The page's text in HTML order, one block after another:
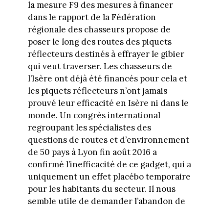
la mesure F9 des mesures à financer
dans le rapport de la Fédération
régionale des chasseurs propose de
poser le long des routes des piquets
réflecteurs destinés à effrayer le gibier
qui veut traverser. Les chasseurs de
l’Isère ont déjà été financés pour cela et
les piquets réflecteurs n’ont jamais
prouvé leur efficacité en Isère ni dans le
monde. Un congrès international
regroupant les spécialistes des
questions de routes et d’environnement
de 50 pays à Lyon fin août 2016 a
confirmé l’inefficacité de ce gadget, qui a
uniquement un effet placébo temporaire
pour les habitants du secteur. Il nous
semble utile de demander l’abandon de